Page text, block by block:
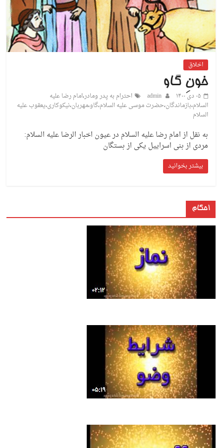
اخلاق
خونِ گاو
۰۵ دی ۱۴۰۰ admin احترام به پدر ومادر،امام رضا علیه
السلام،بازماندگان،حضرت موسی علیه السلام،گاو،مهربان،نیکوکاری،یعقوب علیه
السلام
به نقل از امام رضا علیه السلام در عیون اخبار الرضا علیه السلام:
مردی از بنی اسراییل یکی از بستگان
بیشتر بخوانید
احکام